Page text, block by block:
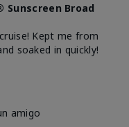
Sunscreen Broad
Kept me from
soaked in quickly!
amigo